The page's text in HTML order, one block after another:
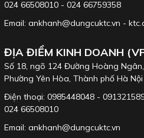
024 66508010 - 024 66759358
Email: ankhanh@dungcuktc.vn -
ĐỊA ĐIỂM KINH DOANH
Số 18, ngõ 124 Đường Hoàng Ngân,
Phường Yên Hòa, Thành phố Hà Nội
Điện thoại: 0985448048 -
024 66508010
Email: ankhanh@dungcuktc.vn